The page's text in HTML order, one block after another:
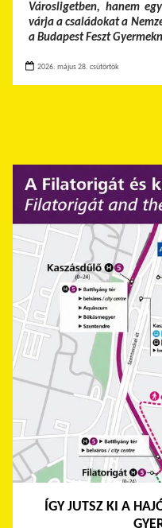
Városligetben, hanem
várja a családokat a
a Budapest Feszt
2026. május 28. csütörtök
ÍGY JUTSZ KI A